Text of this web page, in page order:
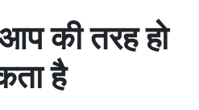
की तरह हो
है